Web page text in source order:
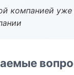
компанией уже